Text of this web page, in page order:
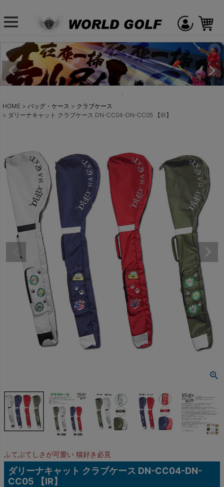
HOME バッグ・ケース
クラブケース
ダリーナキャット クラブケース DN-CC04-DN-CC05 【IR】
ふてぶてしさが可愛い 猫好き必見
ダリーナキャット クラブケース DN-CC04-DN-
CC05 【IR】